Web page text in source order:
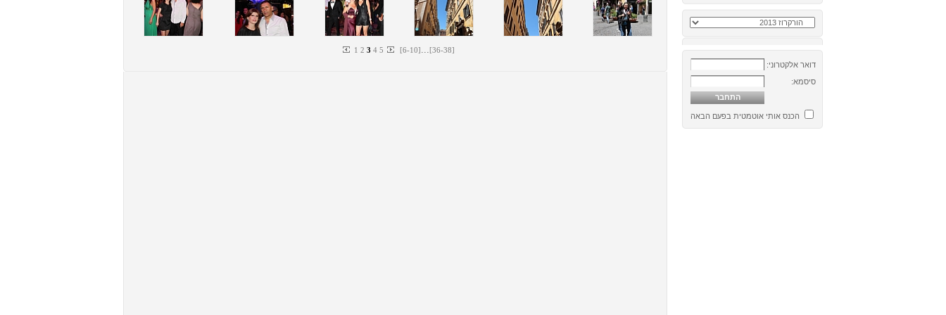
דואר אלקטרוני:
סיסמא:
הכנס אותי אוטמטית בפעם הבאה
1 2 3 4 5 [6-10]...[36-38]